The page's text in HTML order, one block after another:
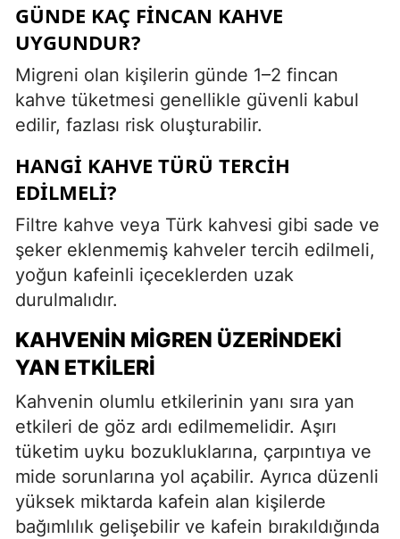
GÜNDE KAÇ FINCAN KAHVE
UYGUNDUR?
Migreni olan kişilerin günde 1–2 fincan
kahve tüketmesi genellikle güvenli kabul
edilir, fazlası risk oluşturabilir.
HANGI KAHVE TÜRÜ TERCIH
EDILMELI?
Filtre kahve veya Türk kahvesi gibi sade ve
şeker eklenmemiş kahveler tercih edilmeli,
yoğun kafeinli içeceklerden uzak
durulmalıdır.
KAHVENIN MIGREN ÜZERINDEKI
YAN ETKILERI
Kahvenin olumlu etkilerinin yanı sıra yan
etkileri de göz ardı edilmemelidir. Aşırı
tüketim uyku bozukluklarına, çarpıntıya ve
mide sorunlarına yol açabilir. Ayrıca düzenli
yüksek miktarda kafein alan kişilerde
bağımlılık gelişebilir ve kafein bırakıldığında